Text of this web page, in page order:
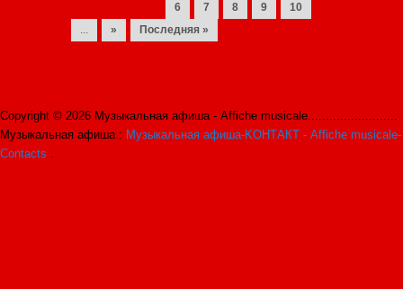
6
7 8 9
10
...
» Последняя »
Copyright © 2026 Музыкальная афиша - Affiche musicale.........................
Музыкальная афиша : Музыкальная афиша-KОНТАКТ - Affiche musicale-
Contacts .